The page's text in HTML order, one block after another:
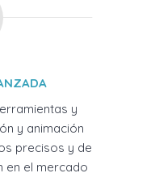
y
y animación
precisos y de
en el mercado